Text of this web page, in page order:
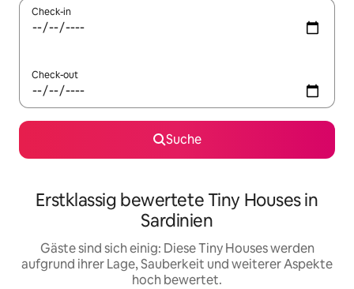
Check-in
Check-out
Suche
Erstklassig bewertete Tiny Houses in
Sardinien
Gäste sind sich einig: Diese Tiny Houses werden
aufgrund ihrer Lage, Sauberkeit und weiterer Aspekte
hoch bewertet.